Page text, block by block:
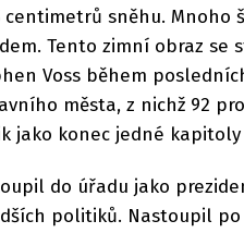
centimetrů sněhu.
Tento zimní obraz se
Voss během
města, z nichž 92
jako konec jedné
do úřadu jako
politiků. Nastoupil